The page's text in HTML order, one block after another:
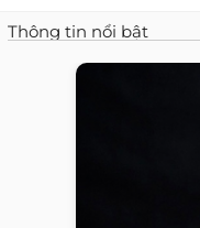
Thông tin nổi bật